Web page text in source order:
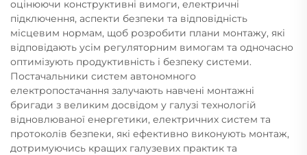
оцінюючи конструктивні вимоги, електричні
підключення, аспекти безпеки та відповідність
місцевим нормам, щоб розробити плани монтажу, які
відповідають усім регуляторним вимогам та одночасно
оптимізують продуктивність і безпеку системи.
Постачальники систем автономного
електропостачання залучають навчені монтажні
бригади з великим досвідом у галузі технологій
відновлюваної енергетики, електричних систем та
протоколів безпеки, які ефективно виконують монтаж,
дотримуючись кращих галузевих практик та